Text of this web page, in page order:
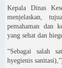
Kepala Dinas
menjelaskan,
pemahaman dan
yang sehat dan
“Sebagai salah
hyegienis